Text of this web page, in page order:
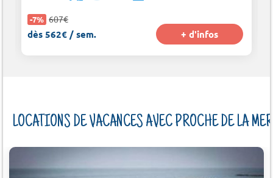
-7% 607€
dès 562€ / sem. + d'infos
LOCATIONS DE VACANCES AVEC PROCHE DE LA MER